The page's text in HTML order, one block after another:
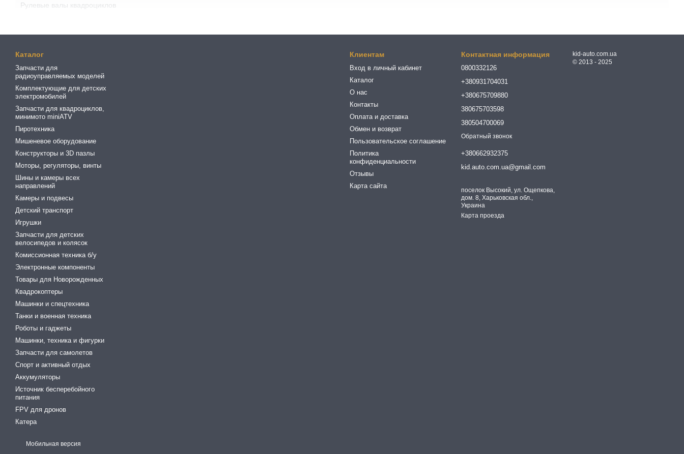
Рулевые валы квадроциклов
Каталог
Запчасти для
радиоуправляемых моделей
Комплектующие для детских
электромобилей
Запчасти для квадроциклов,
минимото miniATV
Пиротехника
Мишеневое оборудование
Конструкторы и 3D пазлы
Моторы, регуляторы, винты
Шины и камеры всех
направлений
Камеры и подвесы
Детский транспорт
Игрушки
Запчасти для детских
велосипедов и колясок
Комиссионная техника б/у
Электронные компоненты
Товары для Новорожденных
Квадрокоптеры
Машинки и спецтехника
Танки и военная техника
Роботы и гаджеты
Машинки, техника и фигурки
Запчасти для самолетов
Спорт и активный отдых
Аккумуляторы
Источник бесперебойного
питания
FPV для дронов
Катера
Мобильная версия
Клиентам
Вход в личный кабинет
Каталог
О нас
Контакты
Оплата и доставка
Обмен и возврат
Пользовательское соглашение
Политика
конфиденциальности
Отзывы
Карта сайта
Контактная информация
0800332126
+380931704031
+380675709880
380675703598
380504700069
Обратный звонок
+380662932375
kid.auto.com.ua@gmail.com
поселок Высокий, ул. Ощепкова,
дом. 8, Харьковская обл.,
Украина
Карта проезда
kid-auto.com.ua
© 2013 - 2025